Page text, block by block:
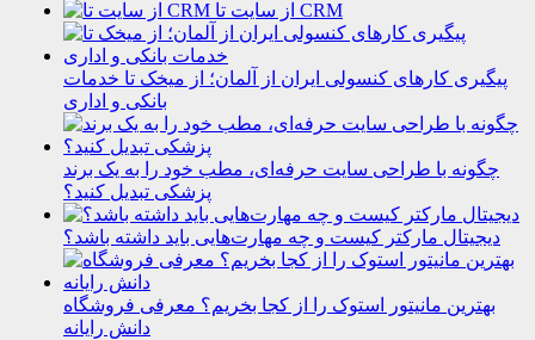
از سایت تا CRM
پیگیری کارهای کنسولی ایران از آلمان؛ از میخک تا خدمات
بانکی و اداری
چگونه با طراحی سایت حرفه‌ای، مطب خود را به یک برند
پزشکی تبدیل کنید؟
دیجیتال مارکتر کیست و چه مهارت‌هایی باید داشته باشد؟
بهترین مانیتور استوک را از کجا بخریم؟ معرفی فروشگاه
دانش رایانه